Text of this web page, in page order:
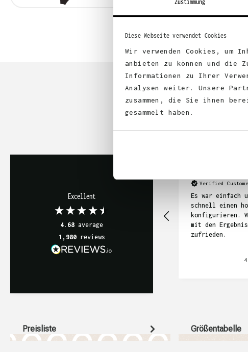
Diese Webseite verwendet Cookies
Wir verwenden Cookies, um
anbieten zu können und die
Informationen zu Ihrer
Analysen weiter. Unsere
zusammen, die Sie ihnen
gesammelt haben.
Excellent
4.68 average
1,980 reviews
Verified
Es war einfach
schnell einen
konfigurieren.
mit den
zufrieden.
Preisliste Größentabelle